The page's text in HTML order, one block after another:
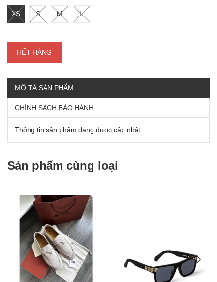
XS S M L
HẾT HÀNG
MÔ TẢ SẢN PHẨM
CHÍNH SÁCH BẢO HÀNH
Thông tin sản phẩm đang được cập nhật
Sản phẩm cùng loại